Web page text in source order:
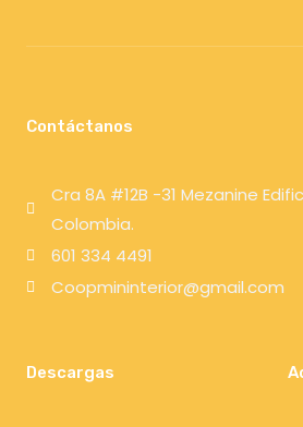
Descargas
Contáctanos
Cra 8A #12B -31 Mezanine
Colombia.
601 334 4491
Coopmininterior@gmail.com